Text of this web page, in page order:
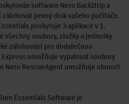
software Nero BackItUp a
pevný disk vašeho počítače.
poskytuje 3 aplikace v 1.
všechny soubory, složky a jednotky
zálohování pro dodatečnou
umožňuje vypalovat soubory
Nero RescueAgent umožňuje obnovit
Essentials Software je